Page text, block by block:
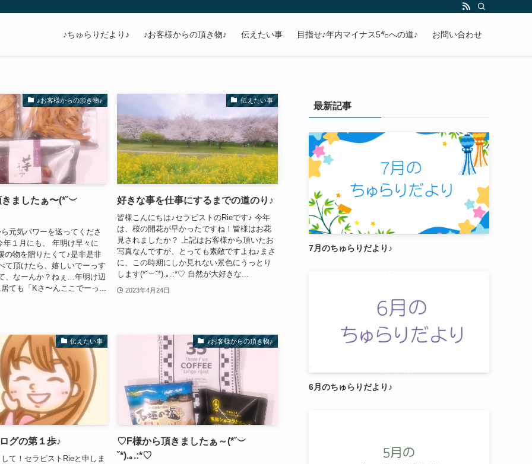
♪ちゅらりだより♪ ♪お客様からの頂き物♪ 伝えたい事 目指せ♪年内マイナス5㌔への道♪ お問い合わせ
♪お客様からの頂き物♪
ましたぁ〜(*˘︶
元気パワーを送ってくださ
１月にも、 年明け早々に
の物を贈りたくて♪是非是非
て頂けたら、嬉しいでーっす
、なーんか？ねぇ…年明け辺
ても「Kさ〜んここでーっ...
伝えたい事
好きな事を仕事にするまでの道のり♪
皆様こんにちは♪セラピストのRieです♪ 今年
は、桜の開花が早かったですね！皆様はお花
見されましたか？ 上記はお客様から頂いたお
写真なんですが、とっても素敵ですよね♪まさ
に、この時期にしか見れない景色にうっとり
します(*˘︶˘*).｡.:*♡ 自然が大好きな...
2023年4月24日
伝えたい事
グの第１歩♪
て！セラピストRieと申しま
♪お客様からの頂き物♪
♡F様から頂きましたぁ～(*˘︶
˘*).｡.:*♡
最新記事
7月のちゅらりだより♪
6月のちゅらりだより♪